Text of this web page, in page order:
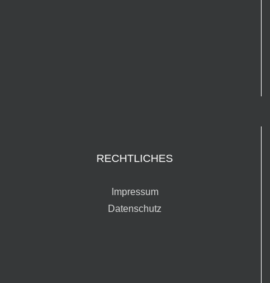
RECHTLICHES
Impressum
Datenschutz